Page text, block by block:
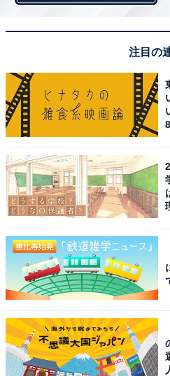
店舗での購入を希望する場合
みを。受付期間は7月5日0時
方、オンラインストアの受付
く。
申し込みはいずれも1人1個ま
ンラインストアそれぞれで会
むことも可能です。
注目の